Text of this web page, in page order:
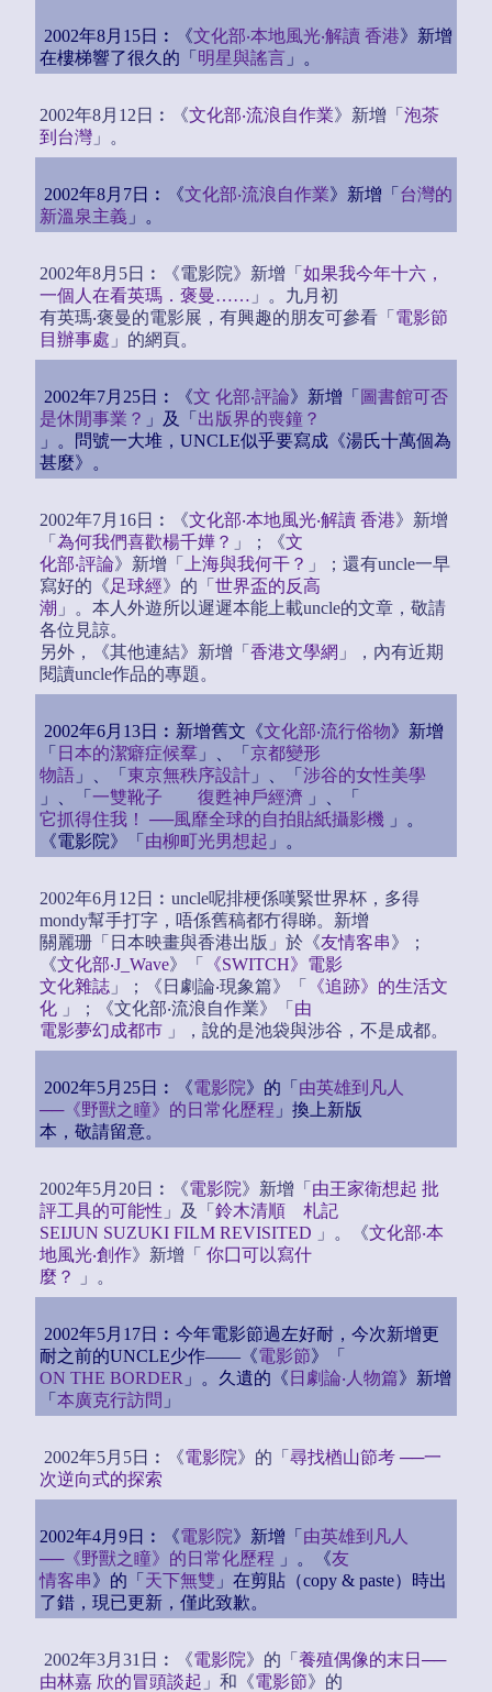
2002年8月15日︰《文化部‧本地風光‧解讀 香港》新增
在樓梯響了很久的「 明星與謠言 」。
2002年8月12日︰《文化部‧流浪自作業》新增「 泡茶
到台灣 」。
2002年8月7日︰《文化部‧流浪自作業》新增「 台灣的
新溫泉主義 」。
2002年8月5日︰《電影院》新增「 如果我今年十六，
一個人在看英瑪．褒曼…… 」。九月初
有英瑪‧褒曼的電影展，有興趣的朋友可參看「 電影節
目辦事處 」的網頁。
2002年7月25日︰《文 化部‧評論》新增「 圖書館可否
是休閒事業？ 」及「 出版界的喪鐘？
」。問號一大堆，UNCLE似乎要寫成《湯氏十萬個為
甚麼》。
2002年7月16日︰《文化部‧本地風光‧解讀 香港》新增
「 為何我們喜歡楊千嬅？ 」；《文
化部‧評論》新增「 上海與我何干？ 」；還有uncle一早
寫好的《足球經》的「 世界盃的反高
潮 」。本人外遊所以遲遲本能上載uncle的文章，敬請
各位見諒。
另外，《其他連結》新增「 香港文學網 」，內有近期
閱讀uncle作品的專題。
2002年6月13日︰新增舊文《文化部‧流行俗物》新增
「 日本的潔癖症候羣 」、「 京都變形
物語 」、「 東京無秩序設計 」、「 涉谷的女性美學
」、「 一雙靴子 復甦神戶經濟
」、「
它抓得住我！ ──風靡全球的自拍貼紙攝影機
」。
《電影院》「 由柳町光男想起 」。
2002年6月12日︰uncle呢排梗係嘆緊世界杯，多得
mondy幫手打字，唔係舊稿都冇得睇。新增
關麗珊「日本映畫與香港出版」於《友情客串》；
《文化部‧J_Wave》「
《SWITCH》電影
文化雜誌 」；《日劇論‧現象篇》「
《追跡》的生活文
化 」；《文化部‧流浪自作業》「 由
電影夢幻成都巿 」，說的是池袋與涉谷，不是成都。
2002年5月25日︰《電影院》的「 由英雄到凡人
──《野獸之瞳》的日常化歷程 」換上新版
本，敬請留意。
2002年5月20日︰《電影院》新增「 由王家衛想起 批
評工具的可能性 」及「 鈴木清順 札記
SEIJUN SUZUKI FILM REVISITED
」。《文化部‧本
地風光‧創作》新增「 你囗可以寫什
麼？
」。
2002年5月17日︰今年電影節過左好耐，今次新增更
耐之前的UNCLE少作——《電影節》「
ON THE BORDER 」。久遺的《 日劇論‧人物篇》新增
「 本廣克行訪問 」
2002年5月5日︰《電影院》的「 尋找楢山節考 ──一
次逆向式的探索
2002年4月9日︰《電影院》新增「 由英雄到凡人
──《野獸之瞳》的日常化歷程
」。《友
情客串》的「 天下無雙 」在剪貼（copy & paste）時出
了錯，現已更新，僅此致歉。
2002年3月31日︰《電影院》的「 養殖偶像的末日──
由林嘉 欣的冒頭談起 」和《電影節》的